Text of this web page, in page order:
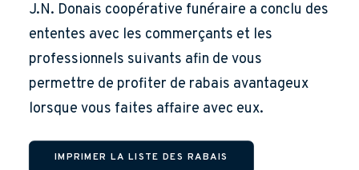
J.N. Donais coopérative funéraire a conclu des
ententes avec les commerçants et les
professionnels suivants afin de vous
permettre de profiter de rabais avantageux
lorsque vous faites affaire avec eux.
IMPRIMER LA LISTE DES RABAIS